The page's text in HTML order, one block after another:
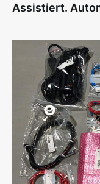
Assistiert.